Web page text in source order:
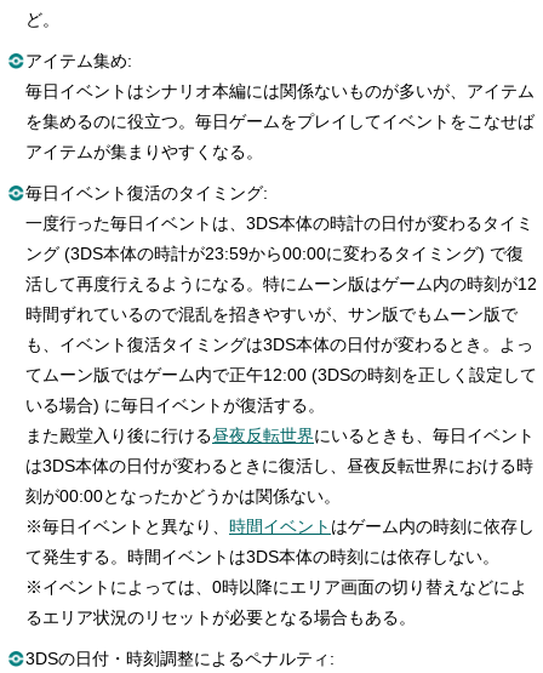
ど。
アイテム集め:
毎日イベントはシナリオ本編には関係ないものが多いが、アイテム
を集めるのに役立つ。毎日ゲームをプレイしてイベントをこなせば
アイテムが集まりやすくなる。
毎日イベント復活のタイミング:
一度行った毎日イベントは、3DS本体の時計の日付が変わるタイミ
ング (3DS本体の時計が23:59から00:00に変わるタイミング) で復
活して再度行えるようになる。特にムーン版はゲーム内の時刻が12
時間ずれているので混乱を招きやすいが、サン版でもムーン版で
も、イベント復活タイミングは3DS本体の日付が変わるとき。よっ
てムーン版ではゲーム内で正午12:00 (3DSの時刻を正しく設定して
いる場合) に毎日イベントが復活する。
また殿堂入り後に行ける昼夜反転世界にいるときも、毎日イベント
は3DS本体の日付が変わるときに復活し、昼夜反転世界における時
刻が00:00となったかどうかは関係ない。
※毎日イベントと異なり、 時間イベント はゲーム内の時刻に依存し
て発生する。時間イベントは3DS本体の時刻には依存しない。
※イベントによっては、0時以降にエリア画面の切り替えなどによ
るエリア状況のリセットが必要となる場合もある。
3DSの日付・時刻調整によるペナルティ: